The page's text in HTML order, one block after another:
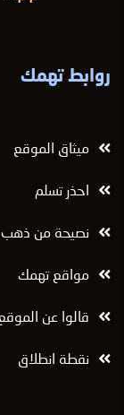
روابط تهمك
ميثاق الموقع
احذر تسلم
نصيحة من ذهب
مواقع تهمك
قالوا عن
نقطة انطلاق